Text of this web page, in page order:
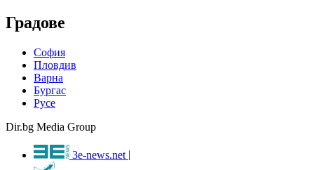
Градове
София
Пловдив
Варна
Бургас
Русе
Dir.bg Media Group
3e-news.net